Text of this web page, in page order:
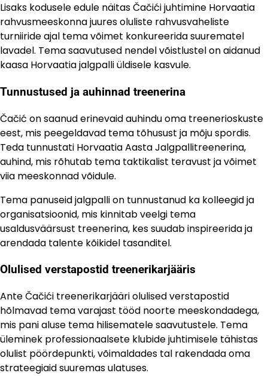
Lisaks kodusele edule näitas Čačići juhtimine Horvaatia
rahvusmeeskonna juures oluliste rahvusvaheliste
turniiride ajal tema võimet konkureerida suurematel
lavadel. Tema saavutused nendel võistlustel on aidanud
kaasa Horvaatia jalgpalli üldisele kasvule.
Tunnustused ja auhinnad treenerina
Čačić on saanud erinevaid auhindu oma treenerioskuste
eest, mis peegeldavad tema tõhusust ja mõju spordis.
Teda tunnustati Horvaatia Aasta Jalgpallitreenerina,
auhind, mis rõhutab tema taktikalist teravust ja võimet
viia meeskonnad võidule.
Tema panuseid jalgpalli on tunnustanud ka kolleegid ja
organisatsioonid, mis kinnitab veelgi tema
usaldusväärsust treenerina, kes suudab inspireerida ja
arendada talente kõikidel tasanditel.
Olulised verstapostid treenerikarjääris
Ante Čačići treenerikarjääri olulised verstapostid
hõlmavad tema varajast tööd noorte meeskondadega,
mis pani aluse tema hilisematele saavutustele. Tema
üleminek professionaalsete klubide juhtimisele tähistas
olulist pöördepunkti, võimaldades tal rakendada oma
strateegiaid suuremas ulatuses.